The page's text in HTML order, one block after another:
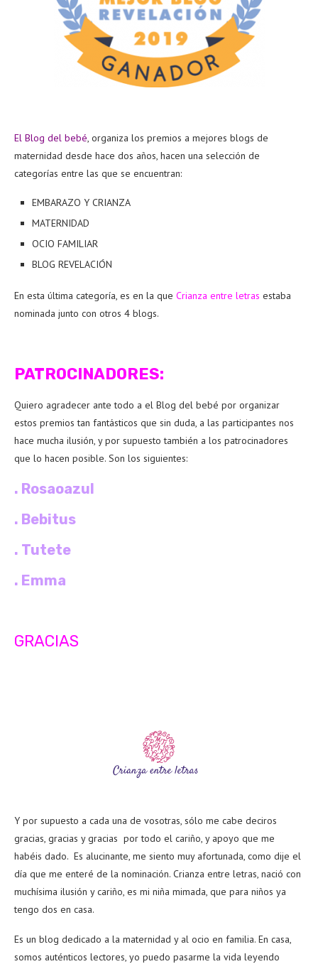
El Blog del bebé , organiza los premios a mejores blogs de
maternidad desde hace dos años, hacen una selección de
categorías entre las que se encuentran:
EMBARAZO Y CRIANZA
MATERNIDAD
OCIO FAMILIAR
BLOG REVELACIÓN
En esta última categoría, es en la que Crianza entre letras estaba
nominada junto con otros 4 blogs.
PATROCINADORES:
Quiero agradecer ante todo a el Blog del bebé por organizar
estos premios tan fantásticos que sin duda, a las participantes nos
hace mucha ilusión, y por supuesto también a los patrocinadores
que lo hacen posible. Son los siguientes:
. Rosaoazul
. Bebitus
. Tutete
. Emma
GRACIAS
Y por supuesto a cada una de vosotras, sólo me cabe deciros
gracias, gracias y gracias por todo el cariño, y apoyo que me
habéis dado. Es alucinante, me siento muy afortunada, como dije el
día que me enteré de la nominación. Crianza entre letras, nació con
muchísima ilusión y cariño, es mi niña mimada, que para niños ya
tengo dos en casa.
Es un blog dedicado a la maternidad y al ocio en familia. En casa,
somos auténticos lectores, yo puedo pasarme la vida leyendo